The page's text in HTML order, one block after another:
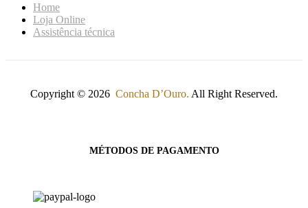
Home
Loja Online
Assistência técnica
Copyright © 2026 Concha D’Ouro. All Right Reserved.
MÉTODOS DE PAGAMENTO